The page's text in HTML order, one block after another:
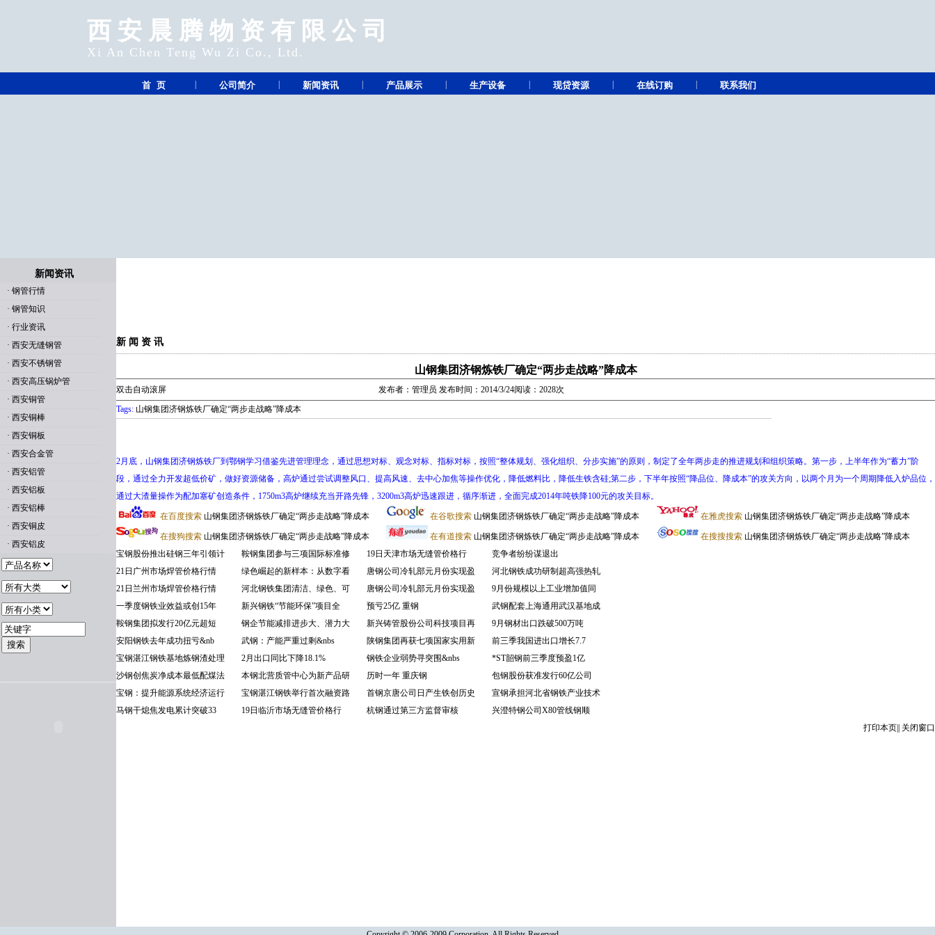
西安晨腾物资有限公司
Xi An Chen Teng Wu Zi Co., Ltd.
首 页 公司简介 新闻资讯 产品展示 生产设备 现贷资源 在线订购 联系我们
新闻资讯
· 钢管行情
· 钢管知识
· 行业资讯
· 西安无缝钢管
· 西安不锈钢管
· 西安高压锅炉管
· 西安铜管
· 西安铜棒
· 西安铜板
· 西安合金管
· 西安铝管
· 西安铝板
· 西安铝棒
· 西安铜皮
· 西安铝皮
新 闻 资 讯
山钢集团济钢炼铁厂确定“两步走战略”降成本
双击自动滚屏
发布者：管理员 发布时间：2014/3/24阅读：2028次
Tags: 山钢集团济钢炼铁厂确定“两步走战略”降成本
2月底，山钢集团济钢炼铁厂到鄂钢学习借鉴先进管理理念，通过思想对标、观念对标、指标对标，按照“整体规划、强化组织、分步实施”的原则，制定了全年两步走的推进规划和组织策略。第一步，上半年作为“蓄力”阶
段，通过全力开发超低价矿，做好资源储备，高炉通过尝试调整风口、提高风速、去中心加焦等操作优化，降低燃料比，降低生铁含硅;第二步，下半年按照“降品位、降成本”的攻关方向，以两个月为一个周期降低入炉品位，
通过大渣量操作为配加塞矿创造条件，1750m3高炉继续充当开路先锋，3200m3高炉迅速跟进，循序渐进，全面完成2014年吨铁降100元的攻关目标。
在百度搜索 山钢集团济钢炼铁厂确定“两步走战略”降成本 在谷歌搜索 山钢集团济钢炼铁厂确定“两步走战略”降成本 在雅虎搜索山钢集团济钢炼铁厂确定“两步走战略”降成本
在搜狗搜索 山钢集团济钢炼铁厂确定“两步走战略”降成本 在有道搜索 山钢集团济钢炼铁厂确定“两步走战略”降成本 在搜搜搜索山钢集团济钢炼铁厂确定“两步走战略”降成本
宝钢股份推出硅钢三年引领计
21日广州市场焊管价格行情
21日兰州市场焊管价格行情
一季度钢铁业效益或创15年
鞍钢集团拟发行20亿元超短
安阳钢铁去年成功扭亏&nb
宝钢湛江钢铁基地炼钢渣处理
沙钢创焦炭净成本最低配煤法
宝钢：提升能源系统经济运行
马钢干熄焦发电累计突破33
鞍钢集团参与三项国际标准修
绿色崛起的新样本：从数字看
河北钢铁集团清洁、绿色、可
新兴钢铁“节能环保”项目全
钢企节能减排进步大、潜力大
武钢：产能严重过剩&nbs
2月出口同比下降18.1%
本钢北营质管中心为新产品研
宝钢湛江钢铁举行首次融资路
19日临沂市场无缝管价格行
19日天津市场无缝管价格行
唐钢公司冷轧部元月份实现盈
唐钢公司冷轧部元月份实现盈
预亏25亿 重钢
新兴铸管股份公司科技项目再
陕钢集团再获七项国家实用新
钢铁企业弱势寻突围&nbs
历时一年 重庆钢
首钢京唐公司日产生铁创历史
杭钢通过第三方监督审核
竞争者纷纷谋退出
河北钢铁成功研制超高强热轧
9月份规模以上工业增加值同
武钢配套上海通用武汉基地成
9月钢材出口跌破500万吨
前三季我国进出口增长7.7
*ST韶钢前三季度预盈1亿
包钢股份获准发行60亿公司
宣钢承担河北省钢铁产业技术
兴澄特钢公司X80管线钢顺
打印本页 关闭窗口